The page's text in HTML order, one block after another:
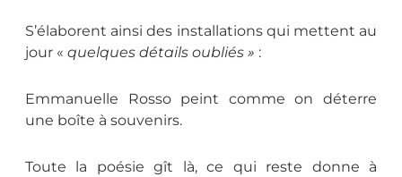
S’élaborent ainsi des installations qui mettent au
jour « quelques détails oubliés » :
Emmanuelle Rosso peint comme on déterre
une boîte à souvenirs.
Toute la poésie gît là, ce qui reste donne à